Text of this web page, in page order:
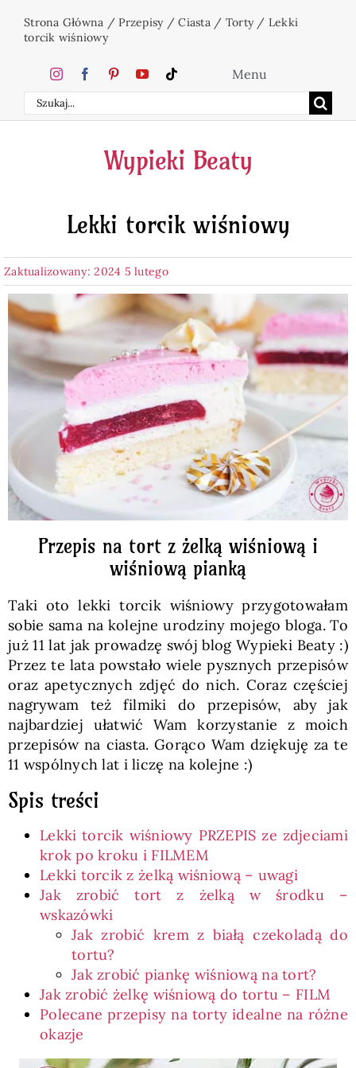
Strona Główna /Przepisy/Ciasta/ Torty/ Lekki
torcik wiśniowy
Szukaj
Menu
Home
Ciasta
Desery
Napoje
Pieczywo
Przetwory
Posiłki
Zdrowo i fit
SKLEP
Polski
Wypieki Beaty
Lekki torcik wiśniowy
Zaktualizowany: 2024 5 lutego
Przepis na tort z żelką wiśniową i
wiśniową pianką
Taki oto lekki torcik wiśniowy przygotowałam
sobie sama na kolejne urodziny mojego bloga. To
już 11 lat jak prowadzę swój blog Wypieki Beaty :)
Przez te lata powstało wiele pysznych przepisów
oraz apetycznych zdjęć do nich. Coraz częściej
nagrywam też filmiki do przepisów, aby jak
najbardziej ułatwić Wam korzystanie z moich
przepisów na ciasta. Gorąco Wam dziękuję za te
11 wspólnych lat i liczę na kolejne :)
Spis treści
Lekki torcik wiśniowy PRZEPIS ze zdjeciami
krok po kroku i FILMEM
Lekki torcik z żelką wiśniową – uwagi
Jak zrobić tort z żelką w środku –
wskazówki
Jak zrobić krem z białą czekoladą do
tortu?
Jak zrobić piankę wiśniową na tort?
Jak zrobić żelkę wiśniową do tortu – FILM
Polecane przepisy na torty idealne na różne
okazje